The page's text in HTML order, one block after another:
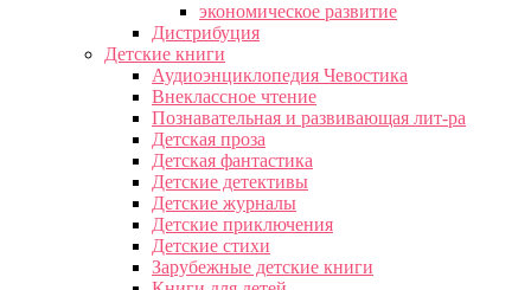
экономическое развитие
Дистрибуция
Детские книги
Аудиоэнциклопедия Чевостика
Внеклассное чтение
Познавательная и развивающая лит-ра
Детская проза
Детская фантастика
Детские детективы
Детские журналы
Детские приключения
Детские стихи
Зарубежные детские книги